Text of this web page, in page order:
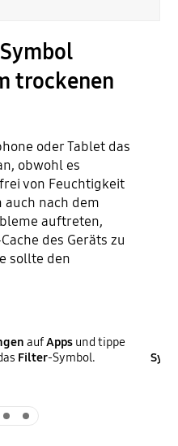
trockenen
oder Tablet das
obwohl es
von Feuchtigkeit
auch nach dem
auftreten,
des Geräts zu
sollte den
aufAppsund tippe
Filter-Symbol.